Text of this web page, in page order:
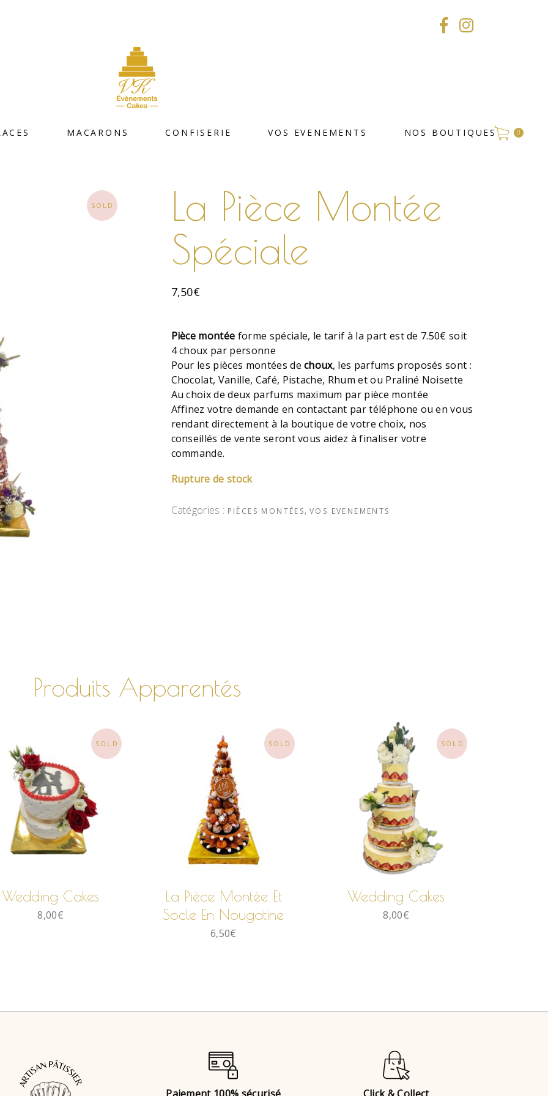
MACARONS CONFISERIE VOS EVENEMENTS NOS BOUTIQUES 0
SOLD
La Pièce Montée
Spéciale
7,50€
Pièce montée forme spéciale, le tarif à la part est de 7.50€ soit
4 choux par personne
Pour les pièces montées dechoux, les parfums proposés sont :
Chocolat, Vanille, Café, Pistache, Rhum et ou Praliné Noisette
Au choix de deux parfums maximum par pièce montée
Affinez votre demande en contactant par téléphone ou en vous
rendant directement à la boutique de votre choix, nos
conseillés de vente seront vous aidez à finaliser votre
commande.
Rupture de stock
Catégories : PIÈCES MONTÉES, VOS EVENEMENTS
Produits Apparentés
SOLD
Wedding Cakes
8,00€
SOLD
LIRE LA SUITE
La Pièce Montée Et
Socle En Nougatine
6,50€
SOLD
LIRE LA SUITE
Wedding Cakes
8,00€